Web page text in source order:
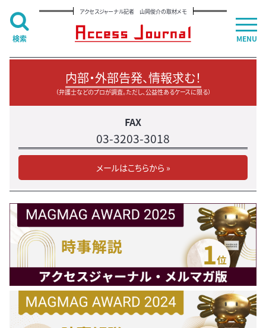
アクセスジャーナル記者 山岡俊介の取材メモ
内部・外部告発、情報求む！
（弁護士などのプロが調査。ただし、公益性あるケースに限る）
FAX
03-3203-3018
メールはこちらから »
MENU
検索